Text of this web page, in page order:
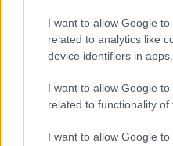
I want to allow Google
related to analytics like
device identifiers in apps.
I want to allow Google
related to functionality of
I want to allow Google
parkját
mesél –